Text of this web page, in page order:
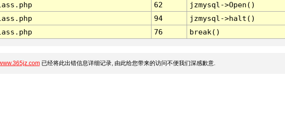
62
jzmysql->Open()
94
jzmysql->halt()
76 break()
已经将此出错信息详细记录, 由此给您带来的访问不便我们深感歉意.